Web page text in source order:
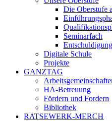
Die Oberstufe
Seminarfach
Digitale Schule
Projekte
GANZTAG
HA-Betreuung
Fördern und Fordern
Bibliothek
RATSEWERK-MERCH